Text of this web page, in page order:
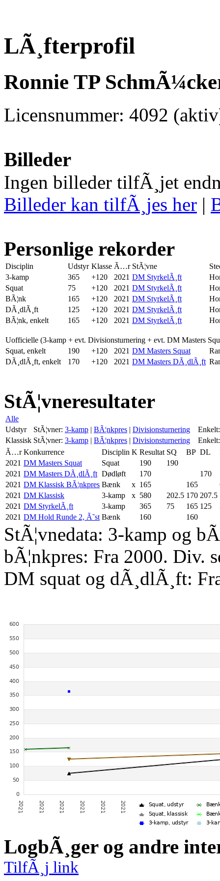
LÃ¸fterprofil
Ronnie TP
Licensnummer: 4092
Billeder
Ingen billeder tilfÃ¸jet
Billeder kan tilfÃ¸jes her |
Personlige rekorder
Disciplin Udstyr Klasse Ã…r StÃ¦vne
3-kamp
365 +120 2021 DM StyrkelÃ¸ft
Squat
75 +120 2021 DM StyrkelÃ¸ft
BÃ¦nk
165 +120 2021 DM StyrkelÃ¸ft
DÃ¸dlÃ¸ft
125 +120 2021 DM StyrkelÃ¸ft
BÃ¦nk, enkelt
165 +120 2021 DM StyrkelÃ¸ft
Uofficielle (3-kamp + evt. Divisionsturnering + evt. DM Masters
Squat, enkelt
190 +120 2021 DM Masters Squat
DÃ¸dlÃ¸ft, enkelt
170 +120 2021 DM Masters DÃ¸dlÃ¸ft
StÃ¦vneresultater
Alle
Udstyr
StÃ¦vner: 3-kamp | BÃ¦nkpres | Divisionsturnering
Enkelt:
Klassisk StÃ¦vner: 3-kamp | BÃ¦nkpres | Divisionsturnering
Enkelt:
Ã…r Konkurrence Disciplin K Resultat SQ BP DL
2021 DM Masters Squat Squat 190 190
2021 DM Masters DÃ¸dlÃ¸ft Dødløft 170 170
2021 DM Klassisk BÃ¦nkpres Bænk x 165 165
2021 DM Klassisk 3-kamp x 580 202.5 170 207.5
2021 DM StyrkelÃ¸ft 3-kamp 365 75 165 125
2021 DM Hold Runde 2, Ã˜st Bænk 160 160
StÃ¦vnedata: 3-kamp og
bÃ¦nkpres: Fra 2000. Div.
DM squat og dÃ¸dlÃ¸ft:
LogbÃ¸ger og andre
TilfÃ¸j link